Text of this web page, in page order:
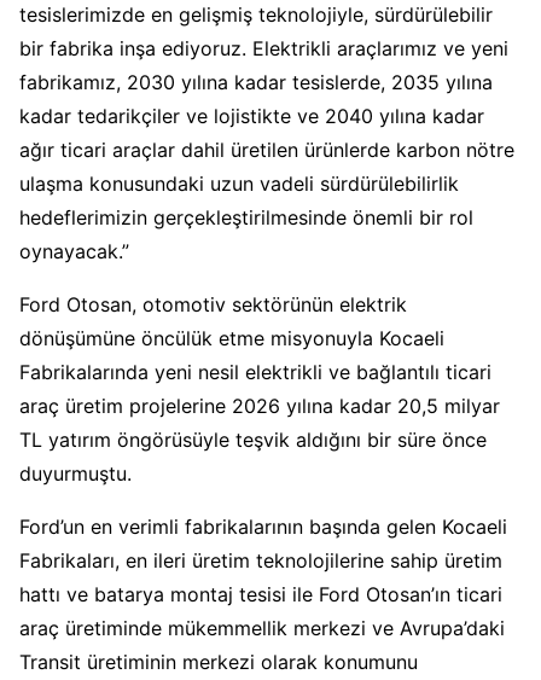
tesislerimizde en gelişmiş teknolojiyle, sürdürülebilir
bir fabrika inşa ediyoruz. Elektrikli araçlarımız ve yeni
fabrikamız, 2030 yılına kadar tesislerde, 2035 yılına
kadar tedarikçiler ve lojistikte ve 2040 yılına kadar
ağır ticari araçlar dahil üretilen ürünlerde karbon nötre
ulaşma konusundaki uzun vadeli sürdürülebilirlik
hedeflerimizin gerçekleştirilmesinde önemli bir rol
oynayacak.”
Ford Otosan, otomotiv sektörünün elektrik
dönüşümüne öncülük etme misyonuyla Kocaeli
Fabrikalarında yeni nesil elektrikli ve bağlantılı ticari
araç üretim projelerine 2026 yılına kadar 20,5 milyar
TL yatırım öngörüsüyle teşvik aldığını bir süre önce
duyurmuştu.
Ford’un en verimli fabrikalarının başında gelen Kocaeli
Fabrikaları, en ileri üretim teknolojilerine sahip üretim
hattı ve batarya montaj tesisi ile Ford Otosan’ın ticari
araç üretiminde mükemmellik merkezi ve Avrupa’daki
Transit üretiminin merkezi olarak konumunu